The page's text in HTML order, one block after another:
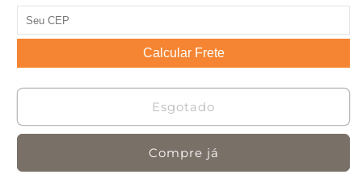
indisponívelindisponívelindisponívelindisponível
Calcular Frete
Esgotado
Compre já